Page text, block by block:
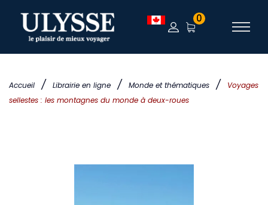
Accueil / Librairie en ligne / Monde et thématiques /
Voyages
sellestes : les montagnes du monde à deux-roues
0